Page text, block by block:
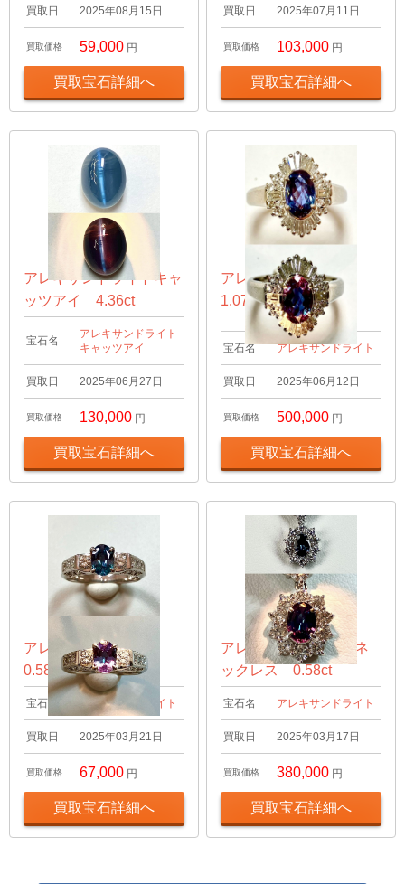
買取日 2025年08月15日
買取価格 59,000 円
買取宝石詳細へ
買取日 2025年07月11日
買取価格 103,000 円
買取宝石詳細へ
アレキサンドライトキャ
ッツアイ 4.36ct
宝石名
アレキサンドライト
キャッツアイ
買取日 2025年06月27日
買取価格 130,000 円
買取宝石詳細へ
アレキサンドライト
1.07ct リング
宝石名 アレキサンドライト
買取日 2025年06月12日
買取価格 500,000 円
買取宝石詳細へ
アレキサンドライト
0.58ct リング
宝石名 アレキサンドライト
買取日 2025年03月21日
買取価格 67,000 円
買取宝石詳細へ
アレキサンドライト ネ
ックレス 0.58ct
宝石名 アレキサンドライト
買取日 2025年03月17日
買取価格 380,000 円
買取宝石詳細へ